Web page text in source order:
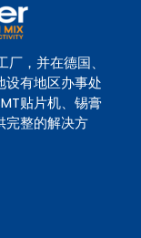
，并在德国、
设有地区办事处
贴片机、锡膏
完整的解决方